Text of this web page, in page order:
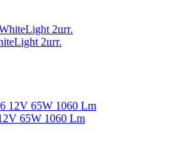
2шт.
65W 1060 Lm